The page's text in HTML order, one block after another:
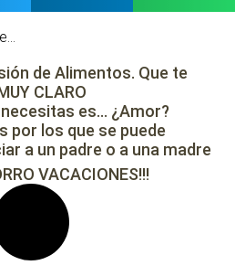
de Alimentos. Que te
CLARO
es… ¿Amor?
por los que se puede
a un padre o a una madre
VACACIONES!!!